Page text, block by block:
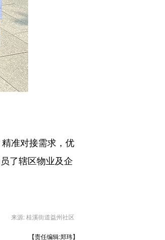
准对接需求，优
了辖区物业及企
来源: 桂溪街道益州社区
【责任编辑:郑玮】